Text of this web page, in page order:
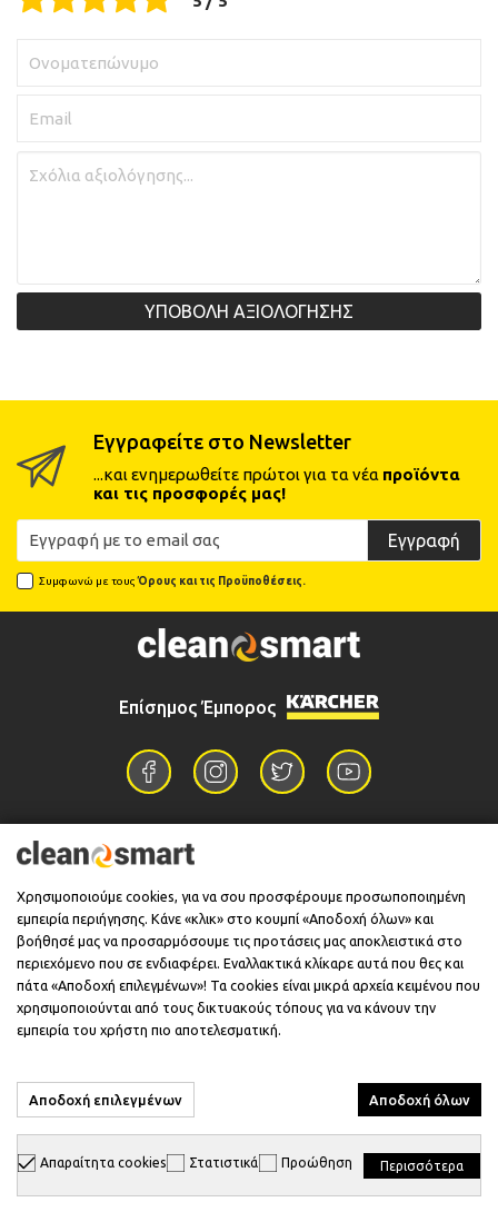
ΥΠΟΒΟΛΗ ΑΞΙΟΛΟΓΗΣΗΣ
Εγγραφείτε στο Newsletter
...και ενημερωθείτε πρώτοι για τα νέα προϊόντα
και τις προσφορές μας!
Εγγραφή
Συμφωνώ με τουςΌρους και τις Προϋποθέσεις.
Επίσημος Έμπορος
Επικοινωνία
Πληροφορίες
Υποστήριξη
© 2026 CleanSmart - Kärcher Reseller & Service Provider.
Χρησιμοποιούμε cookies, για να σου προσφέρουμε προσωποποιημένη
εμπειρία περιήγησης. Κάνε «κλικ» στο κουμπί «Αποδοχή όλων» και
βοήθησέ μας να προσαρμόσουμε τις προτάσεις μας αποκλειστικά στο
περιεχόμενο που σε ενδιαφέρει. Εναλλακτικά κλίκαρε αυτά που θες και
πάτα «Αποδοχή επιλεγμένων»! Τα cookies είναι μικρά αρχεία κειμένου που
χρησιμοποιούνται από τους δικτυακούς τόπους για να κάνουν την
εμπειρία του χρήστη πιο αποτελεσματική.
Αποδοχή επιλεγμένων Αποδοχή όλων
Απαραίτητα cookies Στατιστικά Προώθηση Περισσότερα